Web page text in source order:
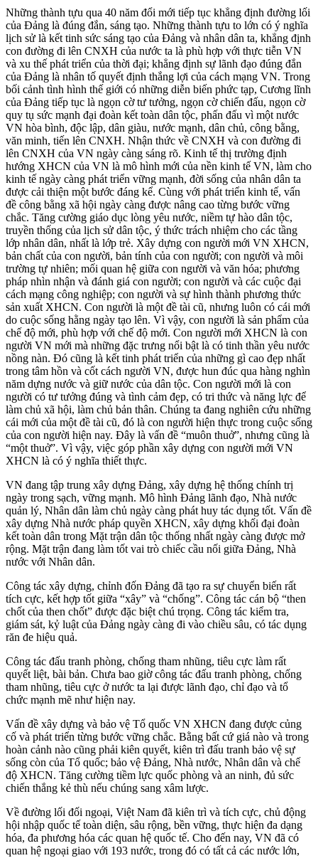
Những thành tựu qua 40 năm đổi mới tiếp tục khẳng định đường lối
của Đảng là đúng đắn, sáng tạo. Những thành tựu to lớn có ý nghĩa
lịch sử là kết tinh sức sáng tạo của Đảng và nhân dân ta, khẳng định
con đường đi lên CNXH của nước ta là phù hợp với thực tiễn VN
và xu thế phát triển của thời đại; khẳng định sự lãnh đạo đúng đắn
của Đảng là nhân tố quyết định thắng lợi của cách mạng VN. Trong
bối cảnh tình hình thế giới có những diễn biến phức tạp, Cương lĩnh
của Đảng tiếp tục là ngọn cờ tư tưởng, ngọn cờ chiến đấu, ngọn cờ
quy tụ sức mạnh đại đoàn kết toàn dân tộc, phấn đấu vì một nước
VN hòa bình, độc lập, dân giàu, nước mạnh, dân chủ, công bằng,
văn minh, tiến lên CNXH. Nhận thức về CNXH và con đường đi
lên CNXH của VN ngày càng sáng rõ. Kinh tế thị trường định
hướng XHCN của VN là mô hình mới của nền kinh tế VN, làm cho
kinh tế ngày càng phát triển vững mạnh, đời sống của nhân dân ta
được cải thiện một bước đáng kể. Cùng với phát triển kinh tế, vấn
đề công bằng xã hội ngày càng được nâng cao từng bước vững
chắc. Tăng cường giáo dục lòng yêu nước, niềm tự hào dân tộc,
truyền thống của lịch sử dân tộc, ý thức trách nhiệm cho các tầng
lớp nhân dân, nhất là lớp trẻ. Xây dựng con người mới VN XHCN,
bản chất của con người, bản tính của con người; con người và môi
trường tự nhiên; mối quan hệ giữa con người và văn hóa; phương
pháp nhìn nhận và đánh giá con người; con người và các cuộc đại
cách mạng công nghiệp; con người và sự hình thành phương thức
sản xuất XHCN. Con người là một đề tài cũ, nhưng luôn có cái mới
do cuộc sống hằng ngày tạo lên. Vì vậy, con người là sản phẩm của
chế độ mới, phù hợp với chế độ mới. Con người mới XHCN là con
người VN mới mà những đặc trưng nổi bật là có tinh thần yêu nước
nồng nàn. Đó cũng là kết tinh phát triển của những gì cao đẹp nhất
trong tâm hồn và cốt cách người VN, được hun đúc qua hàng nghìn
năm dựng nước và giữ nước của dân tộc. Con người mới là con
người có tư tưởng đúng và tình cảm đẹp, có tri thức và năng lực để
làm chủ xã hội, làm chủ bản thân. Chúng ta đang nghiên cứu những
cái mới của một đề tài cũ, đó là con người hiện thực trong cuộc sống
của con người hiện nay. Đây là vấn đề “muôn thuở”, nhưng cũng là
“một thuở”. Vì vậy, việc góp phần xây dựng con người mới VN
XHCN là có ý nghĩa thiết thực.
VN đang tập trung xây dựng Đảng, xây dựng hệ thống chính trị
ngày trong sạch, vững mạnh. Mô hình Đảng lãnh đạo, Nhà nước
quản lý, Nhân dân làm chủ ngày càng phát huy tác dụng tốt. Vấn đề
xây dựng Nhà nước pháp quyền XHCN, xây dựng khối đại đoàn
kết toàn dân trong Mặt trận dân tộc thống nhất ngày càng được mở
rộng. Mặt trận đang làm tốt vai trò chiếc cầu nối giữa Đảng, Nhà
nước với Nhân dân.
Công tác xây dựng, chỉnh đốn Đảng đã tạo ra sự chuyển biến rất
tích cực, kết hợp tốt giữa “xây” và “chống”. Công tác cán bộ “then
chốt của then chốt” được đặc biệt chú trọng. Công tác kiểm tra,
giám sát, kỷ luật của Đảng ngày càng đi vào chiều sâu, có tác dụng
răn đe hiệu quả.
Công tác đấu tranh phòng, chống tham nhũng, tiêu cực làm rất
quyết liệt, bài bản. Chưa bao giờ công tác đấu tranh phòng, chống
tham nhũng, tiêu cực ở nước ta lại được lãnh đạo, chỉ đạo và tổ
chức mạnh mẽ như hiện nay.
Vấn đề xây dựng và bảo vệ Tổ quốc VN XHCN đang được củng
cố và phát triển từng bước vững chắc. Bằng bất cứ giá nào và trong
hoàn cảnh nào cũng phải kiên quyết, kiên trì đấu tranh bảo vệ sự
sống còn của Tổ quốc; bảo vệ Đảng, Nhà nước, Nhân dân và chế
độ XHCN. Tăng cường tiềm lực quốc phòng và an ninh, đủ sức
chiến thắng kẻ thù nếu chúng sang xâm lược.
Về đường lối đối ngoại, Việt Nam đã kiên trì và tích cực, chủ động
hội nhập quốc tế toàn diện, sâu rộng, bền vững, thực hiện đa dạng
hóa, đa phương hóa các quan hệ quốc tế. Cho đến nay, VN đã có
quan hệ ngoại giao với 193 nước, trong đó có tất cả các nước lớn,